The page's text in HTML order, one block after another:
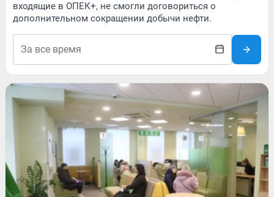
входящие в ОПЕК+, не смогли договориться о
дополнительном сокращении добычи нефти.